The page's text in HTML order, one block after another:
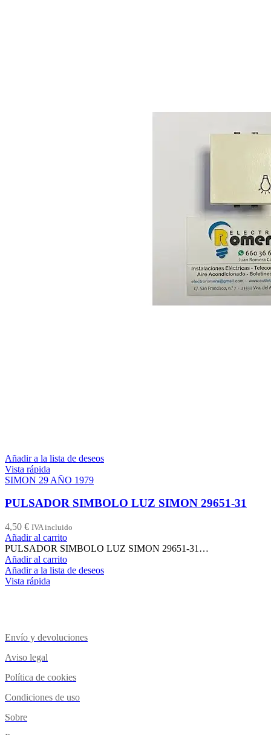
Añadir a la lista de deseos
Vista rápida
SIMON 29 AÑO 1979
PULSADOR SIMBOLO LUZ SIMON 29651-31
4,50 € IVA incluido
Añadir al carrito
PULSADOR SIMBOLO LUZ SIMON 29651-31…
Añadir al carrito
Añadir a la lista de deseos
Vista rápida
Envío y devoluciones
Aviso legal
Política de cookies
Condiciones de uso
Sobre